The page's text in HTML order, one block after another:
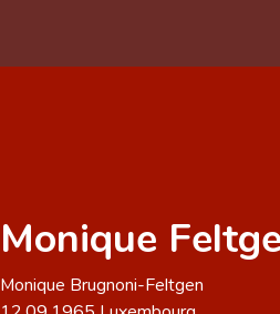
Monique
Monique Brugnoni-Feltgen